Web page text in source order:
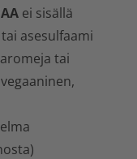
ei sisällä
asesulfaami
tai